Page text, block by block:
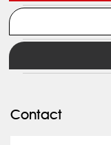
Contact